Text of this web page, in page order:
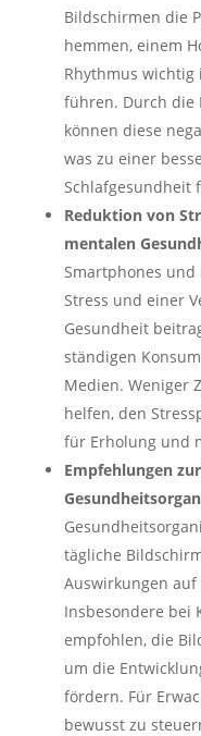
Bildschirmen die
hemmen, einem
Rhythmus wichtig
führen. Durch die
können diese
was zu einer
Schlafgesundheit
Reduktion von
mentalen
Smartphones und
Stress und einer
Gesundheit
ständigen
Medien. Weniger
helfen, den
für Erholung und
Empfehlungen
tägliche
Auswirkungen
Insbesondere bei
empfohlen, die
um die
fördern. Für
bewusst zu